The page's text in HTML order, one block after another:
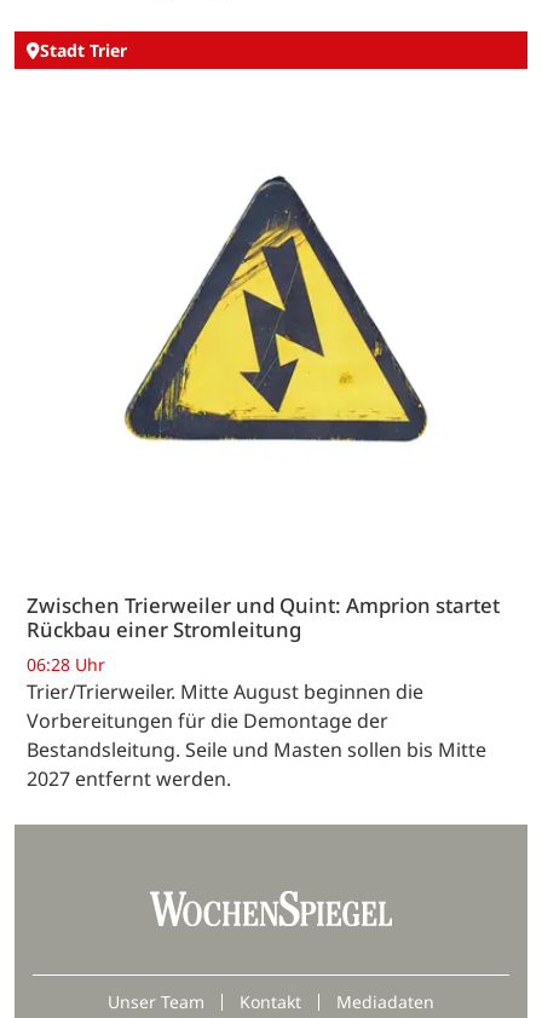
Stadt Trier
Zwischen Trierweiler und Quint: Amprion startet
Rückbau einer Stromleitung
06:28 Uhr
Trier/Trierweiler. Mitte August beginnen die
Vorbereitungen für die Demontage der
Bestandsleitung. Seile und Masten sollen bis Mitte
2027 entfernt werden.
Unser Team Kontakt Mediadaten